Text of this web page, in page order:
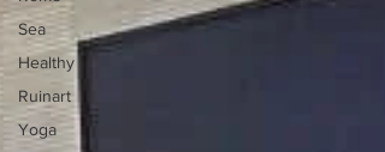
Sea
Healthy
Ruinart
Yoga